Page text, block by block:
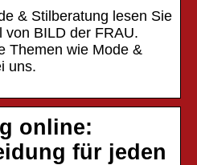
& Stilberatung lesen Sie
von BILD der FRAU.
Themen wie Mode &
uns.
online:
für jeden